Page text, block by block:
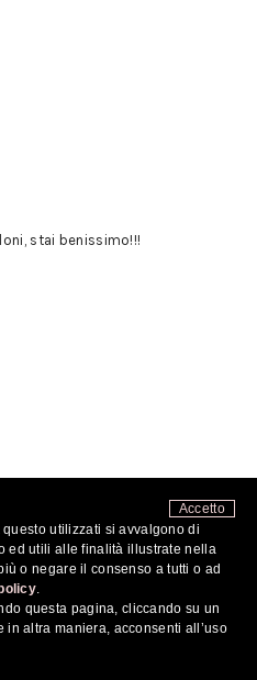
stai benissimo!!!
Accetto
utilizzati si avvalgono di
ed utili alle finalità illustrate nella
o negare il consenso a tutti o ad
.
questa pagina, cliccando su un
altra maniera, acconsenti all’uso